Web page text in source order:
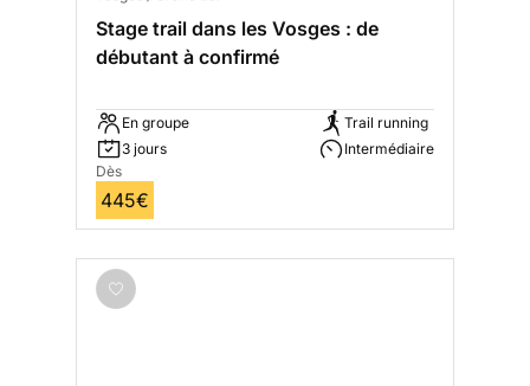
Stage trail dans les Vosges : de
débutant à confirmé
En groupe
3 jours
Trail running
Intermédiaire
Dès
445€